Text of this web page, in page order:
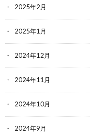
2025年2月
2025年1月
2024年12月
2024年11月
2024年10月
2024年9月